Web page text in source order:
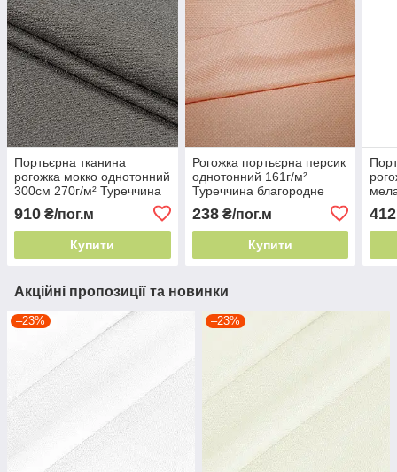
Портьєрна тканина
рогожка мокко однотонний
300см 270г/м² Туреччина
910 ₴/пог.м
Купити
Рогожка портьєрна персик
однотонний 161г/м²
Туреччина благородне
238₴/пог.м
Купити
412
Акційні пропозиції та новинки
–23% –23%